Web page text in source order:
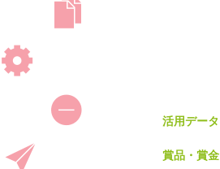
活用データ
賞品・賞金